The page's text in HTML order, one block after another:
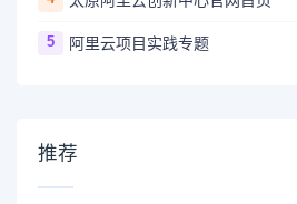
5 阿里云项目实践专题
推荐